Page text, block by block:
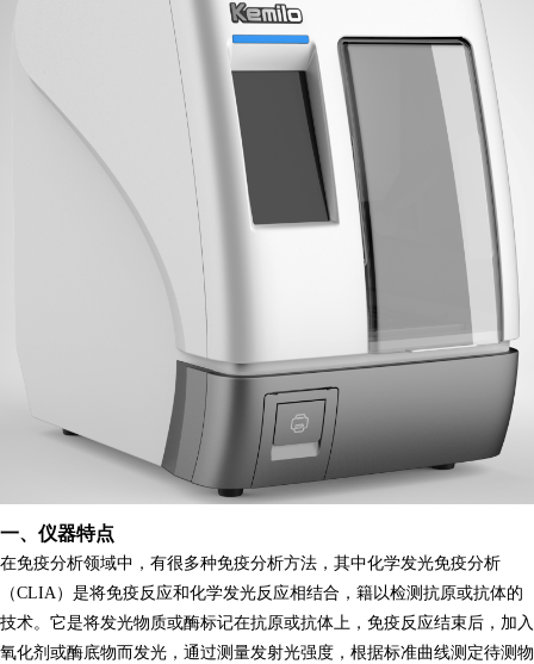
一、仪器特点
在免疫分析领域中，有很多种免疫分析方法，其中化学发光免疫分析
（CLIA）是将免疫反应和化学发光反应相结合，籍以检测抗原或抗体的
技术。它是将发光物质或酶标记在抗原或抗体上，免疫反应结束后，加入
氧化剂或酶底物而发光，通过测量发射光强度，根据标准曲线测定待测物